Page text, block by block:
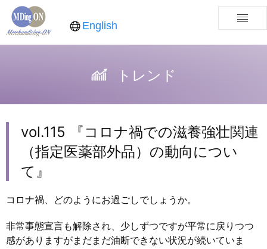
English
トレンド
vol.115 『コロナ禍での滋養強壮関連
（指定医薬部外品）の動向につい
て』
コロナ禍、どのようにお過ごしでしょうか。
非常事態宣言も解除され、少しずつですが平常に戻りつつ
感がありますがまだまだ油断できない状況が続いていま